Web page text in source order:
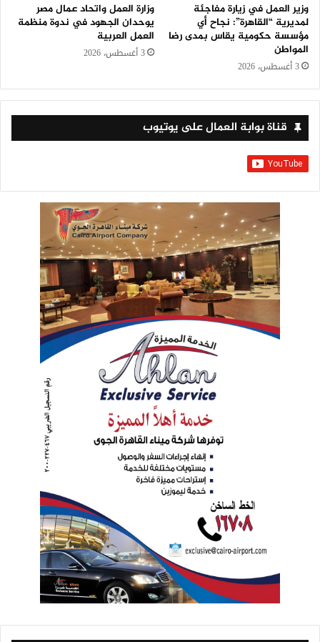
وزير العمل في زيارة مفاجئة
لمديرية “القاهرة”: نجاح أي
مؤسسة حكومية يقاس بمدى رضا
المواطن
3 أغسطس، 2026
وزارة العمل واتحاد عمال مصر
يوحدان الجهود في ندوة منظمة
العمل العربية
3 أغسطس، 2026
قناة بوابة العمال على يوتيوب